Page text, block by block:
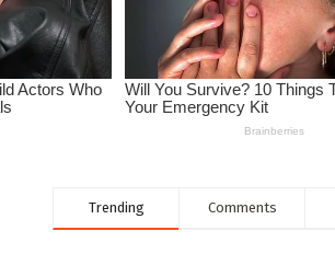
Trending Comments